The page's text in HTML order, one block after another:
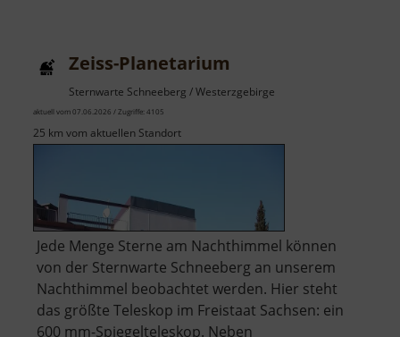
Zeiss-Planetarium
Sternwarte Schneeberg / Westerzgebirge
aktuell vom 07.06.2026 / Zugriffe: 4105
25 km vom aktuellen Standort
Jede Menge Sterne am Nachthimmel können
von der Sternwarte Schneeberg an unserem
Nachthimmel beobachtet werden. Hier steht
das größte Teleskop im Freistaat Sachsen: ein
600 mm-Spiegelteleskop. Neben